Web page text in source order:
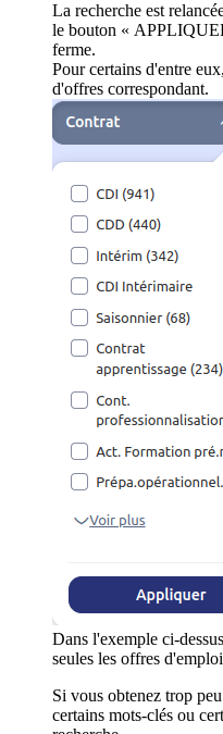
La recherche est
le bouton «
ferme.
Pour certains d'entre
d'offres correspondant.
Dans l'exemple ci-
seules les offres
Si vous obtenez trop
certains mots-clés ou